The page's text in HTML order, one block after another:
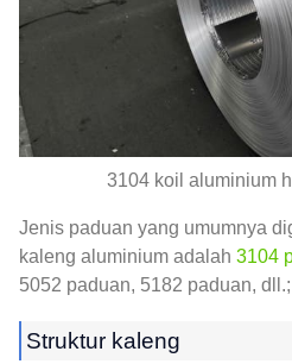
3104 koil aluminium
Jenis paduan yang umumnya
kaleng aluminium adalah 3104
5052 paduan, 5182 paduan, dll.;
Struktur kaleng